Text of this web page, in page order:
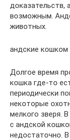
доказательств,
возможным.
животных.
андские кошком
Долгое время
кошка где-то
периодически
некоторые
мелкого зверя.
с андской
недостаточно.